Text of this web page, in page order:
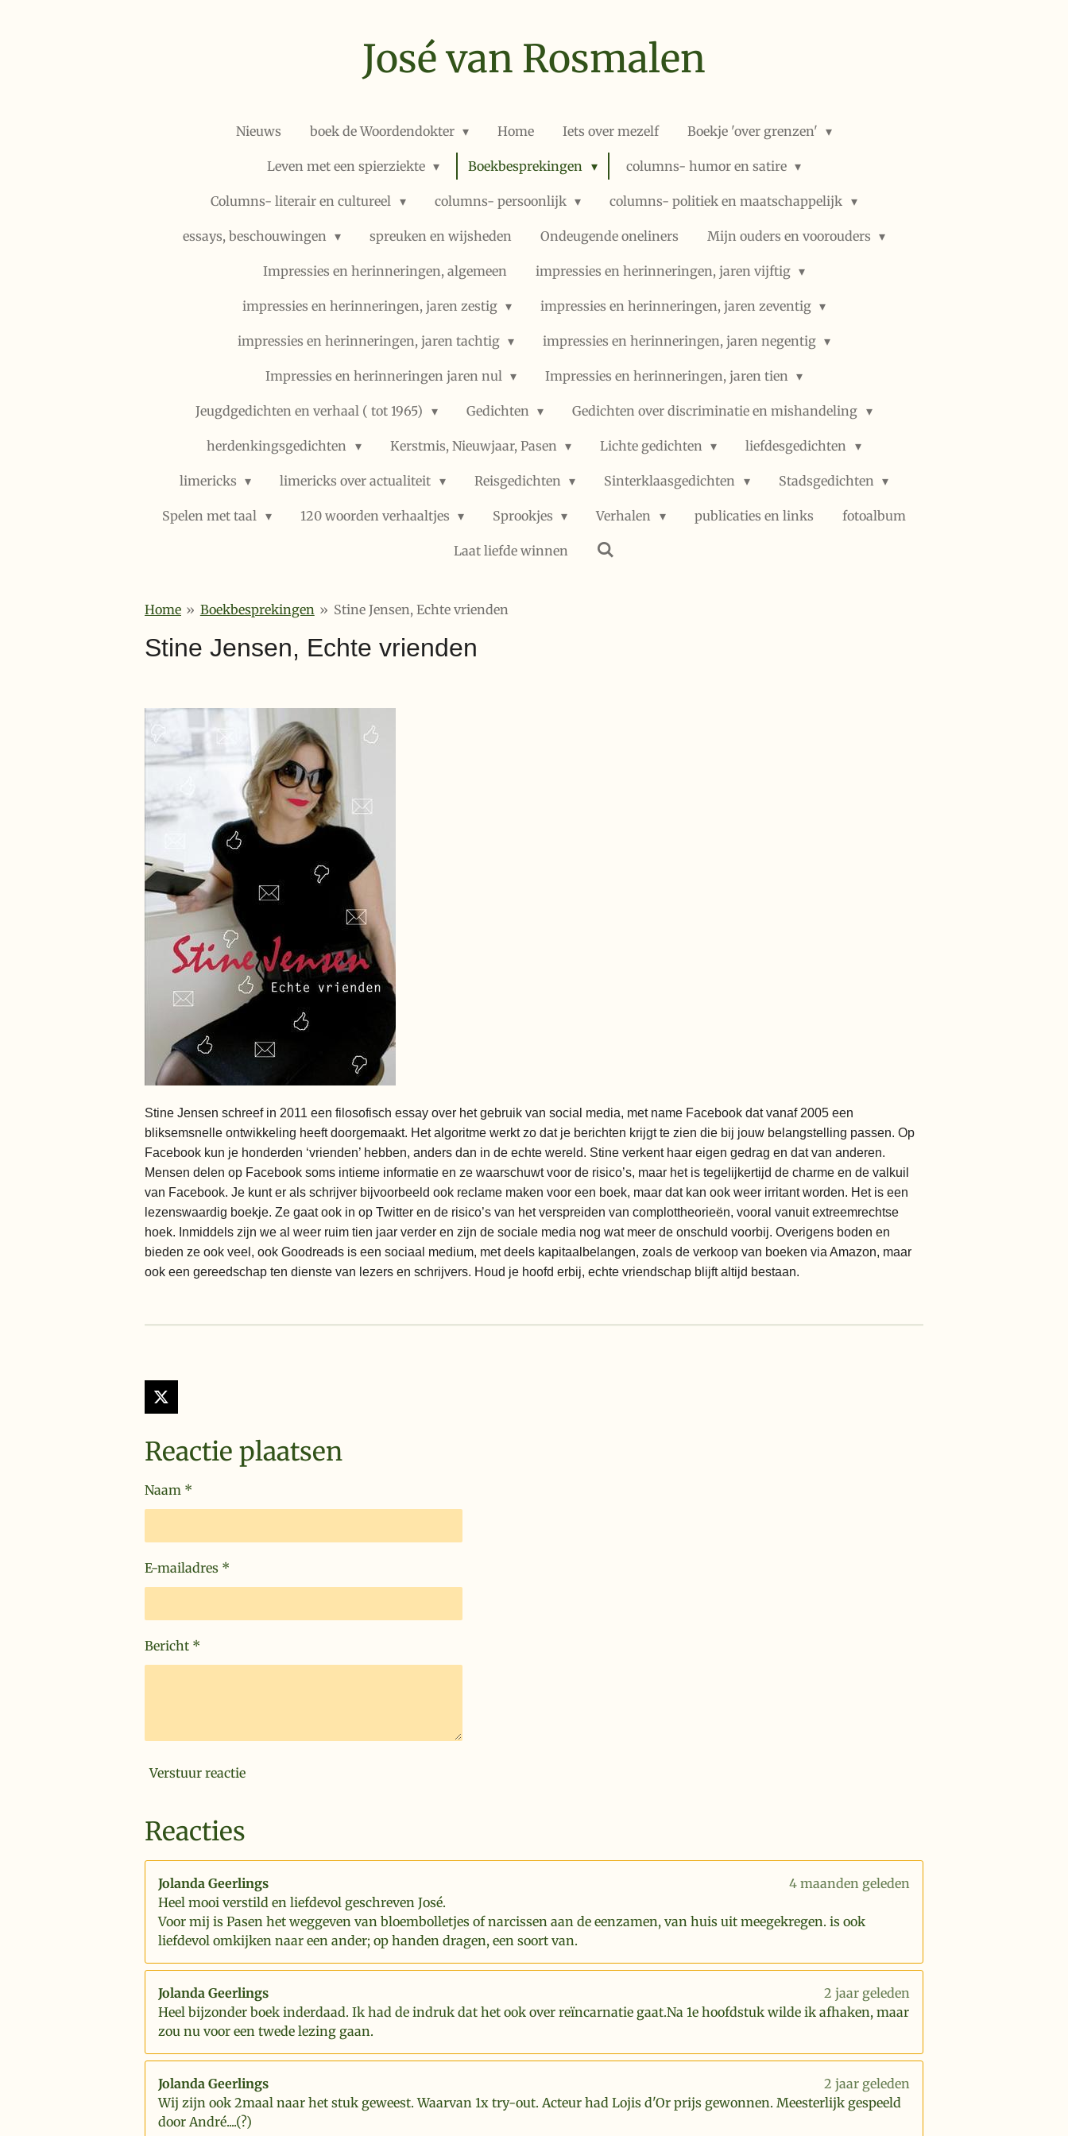
José van Rosmalen
Nieuws boek de Woordendokter Home Iets over mezelf Boekje 'over grenzen'
Leven met een spierziekte Boekbesprekingen columns- humor en satire
Columns- literair en cultureel columns- persoonlijk columns- politiek en maatschappelijk
essays, beschouwingen spreuken en wijsheden Ondeugende oneliners Mijn ouders en voorouders
Impressies en herinneringen, algemeen impressies en herinneringen, jaren vijftig
impressies en herinneringen, jaren zestig impressies en herinneringen, jaren zeventig
impressies en herinneringen, jaren tachtig impressies en herinneringen, jaren negentig
Impressies en herinneringen jaren nul Impressies en herinneringen, jaren tien
Jeugdgedichten en verhaal ( tot 1965) Gedichten Gedichten over discriminatie en mishandeling
herdenkingsgedichten Kerstmis, Nieuwjaar, Pasen Lichte gedichten liefdesgedichten
limericks limericks over actualiteit Reisgedichten Sinterklaasgedichten Stadsgedichten
Spelen met taal 120 woorden verhaaltjes Sprookjes Verhalen publicaties en links fotoalbum
Laat liefde winnen
Home » Boekbesprekingen » Stine Jensen, Echte vrienden
Stine Jensen, Echte vrienden
Stine Jensen schreef in 2011 een filosofisch essay over het gebruik van social media, met name Facebook dat vanaf 2005 een
bliksemsnelle ontwikkeling heeft doorgemaakt. Het algoritme werkt zo dat je berichten krijgt te zien die bij jouw belangstelling passen. Op
Facebook kun je honderden ‘vrienden’ hebben, anders dan in de echte wereld. Stine verkent haar eigen gedrag en dat van anderen.
Mensen delen op Facebook soms intieme informatie en ze waarschuwt voor de risico’s, maar het is tegelijkertijd de charme en de valkuil
van Facebook. Je kunt er als schrijver bijvoorbeeld ook reclame maken voor een boek, maar dat kan ook weer irritant worden. Het is een
lezenswaardig boekje. Ze gaat ook in op Twitter en de risico’s van het verspreiden van complottheorieën, vooral vanuit extreemrechtse
hoek. Inmiddels zijn we al weer ruim tien jaar verder en zijn de sociale media nog wat meer de onschuld voorbij. Overigens boden en
bieden ze ook veel, ook Goodreads is een sociaal medium, met deels kapitaalbelangen, zoals de verkoop van boeken via Amazon, maar
ook een gereedschap ten dienste van lezers en schrijvers. Houd je hoofd erbij, echte vriendschap blijft altijd bestaan.
X
Reactie plaatsen
Naam *
E-mailadres *
Bericht *
Verstuur reactie
Reacties
Jolanda Geerlings
4 maanden geleden
Heel mooi verstild en liefdevol geschreven José.
Voor mij is Pasen het weggeven van bloembolletjes of narcissen aan de eenzamen, van huis uit meegekregen. is ook
liefdevol omkijken naar een ander; op handen dragen, een soort van.
Jolanda Geerlings
2 jaar geleden
Heel bijzonder boek inderdaad. Ik had de indruk dat het ook over reïncarnatie gaat.Na 1e hoofdstuk wilde ik afhaken, maar
zou nu voor een twede lezing gaan.
Jolanda Geerlings
2 jaar geleden
Wij zijn ook 2maal naar het stuk geweest. Waarvan 1x try-out. Acteur had Lojis d'Or prijs gewonnen. Meesterlijk gespeeld
door André....(?)